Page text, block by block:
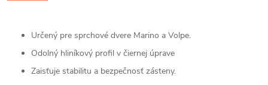
Určený pre sprchové dvere Marino a Volpe.
Odolný hliníkový profil v čiernej úprave
Zaisťuje stabilitu a bezpečnosť zásteny.